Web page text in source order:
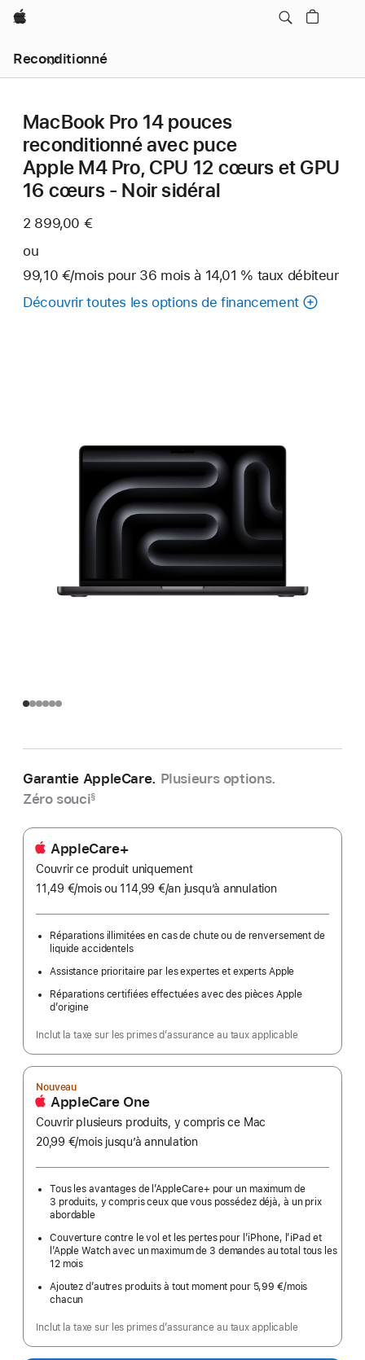
Apple
Reconditionné
MacBook Pro 14 pouces
reconditionné avec puce
Apple M4 Pro, CPU 12 cœurs et GPU
16 cœurs - Noir sidéral
2 899,00 €
ou
99,10 €/mois par
mois
pour 36 mois mois
à 14,01 % taux débiteur
Découvrir toutes les options de financement
Garantie AppleCare. Plusieurs options.
Zéro souci§
AppleCare+
Couvrir ce produit uniquement
11,49 €/moispar
ou 114,99 €/an par
jusqu’à annulation
Réparations illimitées en cas de chute ou de renversement de
liquide accidentels
Assistance prioritaire par les expertes et experts Apple
Réparations certifiées effectuées avec des pièces Apple
d’origine
Inclut la taxe sur les primes d’assurance au taux applicable
Nouveau
AppleCare One
Couvrir plusieurs produits, y compris ce Mac
20,99 €/moispar
jusqu’à annulation
Tous les avantages de l’AppleCare+ pour un maximum de
3 produits, y compris ceux que vous possédez déjà, à un prix
abordable
Couverture contre le vol et les pertes pour l’iPhone, l’iPad et
l’Apple Watch avec un maximum de 3 demandes au total tous les
12 mois
Ajoutez d’autres produits à tout moment pour 5,99 €/mois
chacun
Inclut la taxe sur les primes d’assurance au taux applicable